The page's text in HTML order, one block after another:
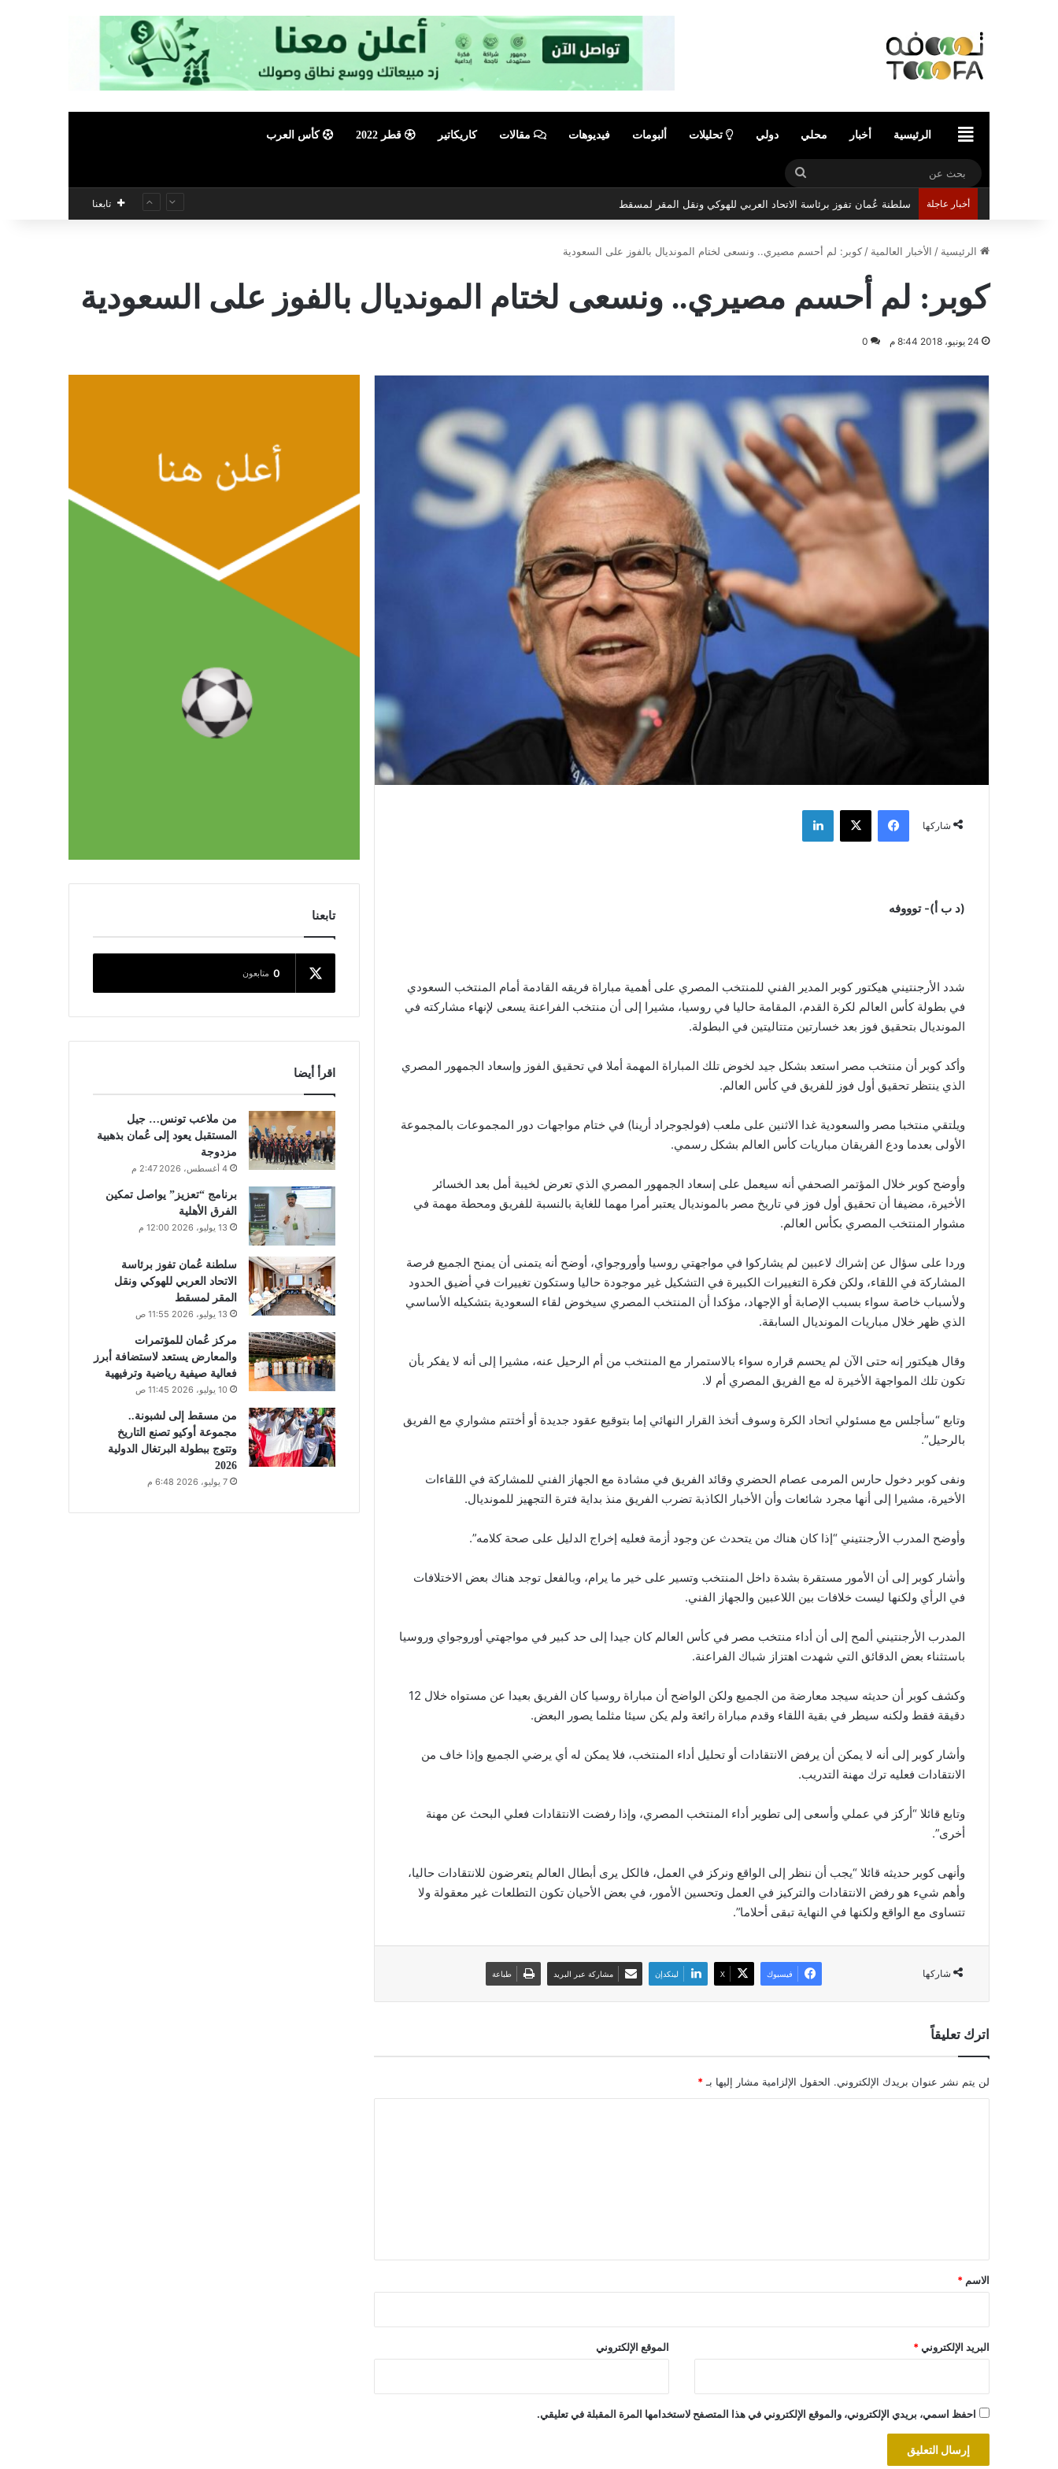
الرئيسيةالرئيسية أخبار محلي دولي تحليلات ألبومات فيديوهات مقالات كاريكاتير قطر 2022 كأس العرب
بحث
عن
أخبار عاجلة
سلطنة عُمان تفوز برئاسة الاتحاد العربي للهوكي ونقل المقر لمسقط
تابعنا
الرئيسية / الأخبار العالمية /كوبر: لم أحسم مصيري.. ونسعى لختام المونديال بالفوز على السعودية
كوبر: لم أحسم مصيري.. ونسعى لختام المونديال بالفوز على السعودية
24 يونيو، 2018 8:44 م 0
شاركها
فيسبوك ‫X لينكدإن
(د ب أ)- توووفه
شدد الأرجنتيني هيكتور كوبر المدير الفني للمنتخب المصري على أهمية مباراة فريقه القادمة أمام المنتخب السعودي
في بطولة كأس العالم لكرة القدم، المقامة حاليا في روسيا، مشيرا إلى أن منتخب الفراعنة يسعى لإنهاء مشاركته في
المونديال بتحقيق فوز بعد خسارتين متتاليتين في البطولة.
وأكد كوبر أن منتخب مصر استعد بشكل جيد لخوض تلك المباراة المهمة أملا في تحقيق الفوز وإسعاد الجمهور المصري
الذي ينتظر تحقيق أول فوز للفريق في كأس العالم.
ويلتقي منتخبا مصر والسعودية غدا الاثنين على ملعب (فولجوجراد أرينا) في ختام مواجهات دور المجموعات بالمجموعة
الأولى بعدما ودع الفريقان مباريات كأس العالم بشكل رسمي.
وأوضح كوبر خلال المؤتمر الصحفي أنه سيعمل على إسعاد الجمهور المصري الذي تعرض لخيبة أمل بعد الخسائر
الأخيرة، مضيفا أن تحقيق أول فوز في تاريخ مصر بالمونديال يعتبر أمرا مهما للغاية بالنسبة للفريق ومحطة مهمة في
مشوار المنتخب المصري بكأس العالم.
وردا على سؤال عن إشراك لاعبين لم يشاركوا في مواجهتي روسيا وأوروجواي، أوضح أنه يتمنى أن يمنح الجميع فرصة
المشاركة في اللقاء، ولكن فكرة التغييرات الكبيرة في التشكيل غير موجودة حاليا وستكون تغييرات في أضيق الحدود
ولأسباب خاصة سواء بسبب الإصابة أو الإجهاد، مؤكدا أن المنتخب المصري سيخوض لقاء السعودية بتشكيله الأساسي
الذي ظهر خلال مباريات المونديال السابقة.
وقال هيكتور إنه حتى الآن لم يحسم قراره سواء بالاستمرار مع المنتخب من أم الرحيل عنه، مشيرا إلى أنه لا يفكر بأن
تكون تلك المواجهة الأخيرة له مع الفريق المصري أم لا.
وتابع “سأجلس مع مسئولي اتحاد الكرة وسوف أتخذ القرار النهائي إما بتوقيع عقود جديدة أو أختتم مشواري مع الفريق
بالرحيل”.
ونفى كوبر دخول حارس المرمى عصام الحضري وقائد الفريق في مشادة مع الجهاز الفني للمشاركة في اللقاءات
الأخيرة، مشيرا إلى أنها مجرد شائعات وأن الأخبار الكاذبة تضرب الفريق منذ بداية فترة التجهيز للمونديال.
وأوضح المدرب الأرجنتيني “إذا كان هناك من يتحدث عن وجود أزمة فعليه إخراج الدليل على صحة كلامه”.
وأشار كوبر إلى أن الأمور مستقرة بشدة داخل المنتخب وتسير على خير ما يرام، وبالفعل توجد هناك بعض الاختلافات
في الرأي ولكنها ليست خلافات بين اللاعبين والجهاز الفني.
المدرب الأرجنتيني ألمح إلى أن أداء منتخب مصر في كأس العالم كان جيدا إلى حد كبير في مواجهتي أوروجواي وروسيا
باستثناء بعض الدقائق التي شهدت اهتزاز شباك الفراعنة.
وكشف كوبر أن حديثه سيجد معارضة من الجميع ولكن الواضح أن مباراة روسيا كان الفريق بعيدا عن مستواه خلال 12
دقيقة فقط ولكنه سيطر في بقية اللقاء وقدم مباراة رائعة ولم يكن سيئا مثلما يصور البعض.
وأشار كوبر إلى أنه لا يمكن أن يرفض الانتقادات أو تحليل أداء المنتخب، فلا يمكن له أي يرضي الجميع وإذا خاف من
الانتقادات فعليه ترك مهنة التدريب.
وتابع قائلا “أركز في عملي وأسعى إلى تطوير أداء المنتخب المصري، وإذا رفضت الانتقادات فعلي البحث عن مهنة
أخرى”.
وأنهى كوبر حديثه قائلا “يجب أن ننظر إلى الواقع ونركز في العمل، فالكل يرى أبطال العالم يتعرضون للانتقادات حاليا،
وأهم شيء هو رفض الانتقادات والتركيز في العمل وتحسين الأمور، في بعض الأحيان تكون التطلعات غير معقولة ولا
تتساوى مع الواقع ولكنها في النهاية تبقى أحلاما”.
شاركها فيسبوك ‫X لينكدإن مشاركة عبر البريد طباعة
اترك تعليقاً
لن يتم نشر عنوان بريدك الإلكتروني. الحقول الإلزامية مشار إليها بـ*
*
الاسم *
البريد الإلكتروني* الموقع الإلكتروني
احفظ اسمي، بريدي الإلكتروني، والموقع الإلكتروني في هذا المتصفح لاستخدامها المرة المقبلة في تعليقي.
تابعنا
0 متابعون
اقرأ أيضا
من ملاعب تونس… جيل
المستقبل يعود إلى عُمان بذهبية
مزدوجة
4 أغسطس، 2026 2:47 م
برنامج “تعزيز” يواصل تمكين
الفرق الأهلية
13 يوليو، 2026 12:00 م
سلطنة عُمان تفوز برئاسة
الاتحاد العربي للهوكي ونقل
المقر لمسقط
13 يوليو، 2026 11:55 ص
مركز عُمان للمؤتمرات
والمعارض يستعد لاستضافة أبرز
فعالية صيفية رياضية وترفيهية
10 يوليو، 2026 11:45 ص
من مسقط إلى لشبونة..
مجموعة أوكيو تصنع التاريخ
وتتوج ببطولة البرتغال الدولية
2026
7 يوليو، 2026 6:48 م